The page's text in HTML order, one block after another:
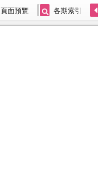
頁面預覽 各期索引